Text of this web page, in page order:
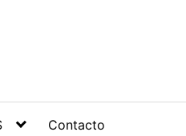
Contacto